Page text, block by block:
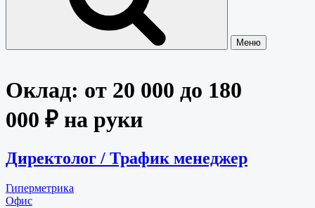
Меню
Оклад: от 20 000 до 180
000 ₽ на руки
Директолог / Трафик менеджер
Гиперметрика
Офис